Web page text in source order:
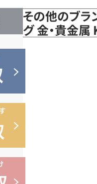
その他のブラ
グ 金・貴金